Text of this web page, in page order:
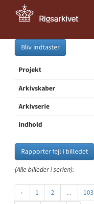
Bliv indtaster
Projekt
Arkivskaber
Arkivserie
Indhold
Rapporter fejl i billedet
(Alle billeder i serien):
‹ 1 2 ... 103